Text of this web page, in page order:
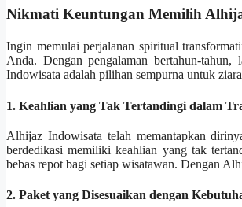
Nikmati Keuntungan Memilih
Ingin memulai perjalanan spiritual
Anda. Dengan pengalaman bertahun-
Indowisata adalah pilihan sempurna untuk
1. Keahlian yang Tak Tertandingi dalam
Alhijaz Indowisata telah memantapkan
berdedikasi memiliki keahlian yang tak
bebas repot bagi setiap wisatawan. Dengan
2. Paket yang Disesuaikan dengan